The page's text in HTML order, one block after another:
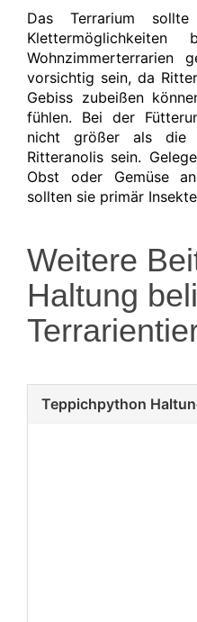
Das Terrarium
Wohnzimmerterrarien
vorsichtig sein, da
Gebiss zubeißen
fühlen. Bei der
nicht größer als die
Ritteranolis sein.
Obst oder Gemüse
sollten sie primär
Weitere
Haltung
Teppichpython